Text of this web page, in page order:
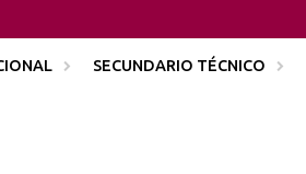
SECUNDARIO TÉCNICO